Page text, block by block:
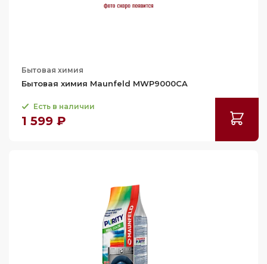
Бытовая химия
Бытовая химия Maunfeld MWP9000CA
Есть в наличии
1 599 ₽